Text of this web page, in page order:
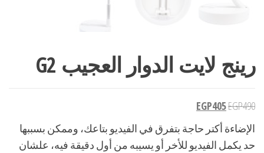
رينج لايت الدوار العجيب G2
EGP490
EGP405
الإضاءة أكتر حاجة بتفرق في الفيديو بتاعك، وممكن بسببها
حد يكمل الفيديو للأخر أو يسيبه من أول دقيقة فيه، علشان